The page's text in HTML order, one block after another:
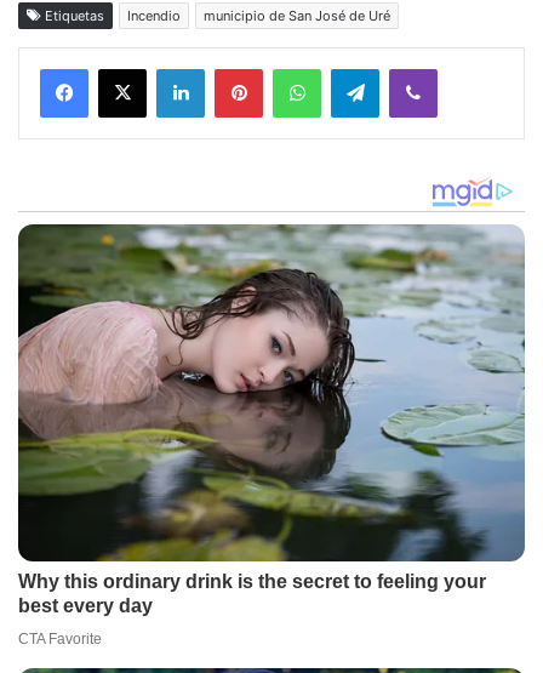
Etiquetas Incendio municipio de San José de Uré
Facebook
X LinkedInPinterestWhatsAppTelegramViber